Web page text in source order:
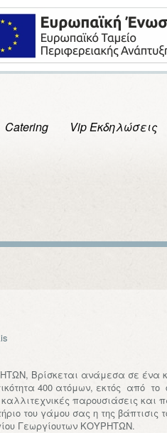
Catering Vip Εκδηλώσεις
Βρίσκεται ανάμεσα σε ένα
400 ατόμων, εκτός από
παρουσιάσεις και
του γάμου σας η της βάπτισις
Γεωργίουτων ΚΟΥΡΗΤΩΝ.